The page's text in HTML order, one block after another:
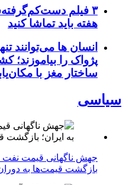
۳ فیلم
هفته باید تماشا کنید
پژواک را بیاموزند؛
ساختار مغز با
سیاسی
جهش ناگهانی قیمت نفت
بازگشت قیمت‌ها به